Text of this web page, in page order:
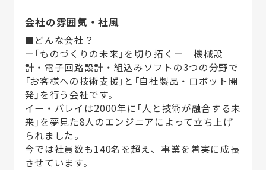
会社の雰囲気・社風
■どんな会社？
ー「ものづくりの未来」を切り拓くー 機械設
計・電子回路設計・組込みソフトの3つの分野で
「お客様への技術支援」と「自社製品・ロボット開
発」を行う会社です。
イー・バレイは2000年に「人と技術が融合する未
来」を夢見た8人のエンジニアによって立ち上げ
られました。
今では社員数も140名を超え、事業を着実に成長
させています。